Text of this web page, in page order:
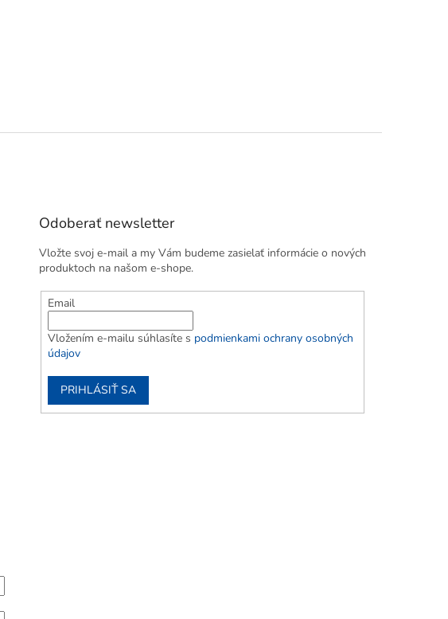
Odoberať newsletter
Vložte svoj e-mail a my Vám budeme zasielať informácie o nových
produktoch na našom e-shope.
Email
Vložením e-mailu súhlasíte s podmienkami ochrany osobných
údajov
PRIHLÁSIŤ SA